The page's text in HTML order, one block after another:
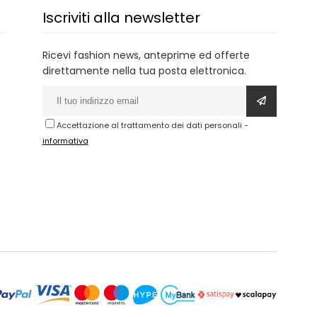
Iscriviti alla newsletter
Ricevi fashion news, anteprime ed offerte
direttamente nella tua posta elettronica.
Accettazione al trattamento dei dati personali -
informativa